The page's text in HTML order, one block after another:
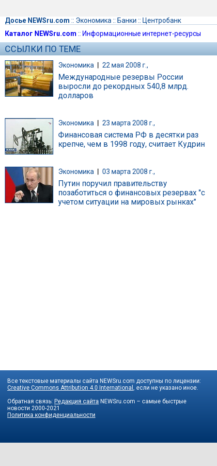
Досье NEWSru.com :: Экономика :: Банки :: Центробанк
Каталог NEWSru.com :: Информационные интернет-ресурсы
ССЫЛКИ ПО ТЕМЕ
Экономика | 22 мая 2008 г.,
Международные резервы России
выросли до рекордных 540,8 млрд.
долларов
Экономика 23 марта 2008 г.,
Финансовая система РФ в десятки раз
крепче, чем в 1998 году, считает Кудрин
Экономика 03 марта 2008 г.,
Путин поручил правительству
позаботиться о финансовых резервах "с
учетом ситуации на мировых рынках"
Все текстовые материалы сайта NEWSru.com доступны по лицензии:
Creative Commons Attribution 4.0 International , если не указано иное.
Обратная связь: Редакция сайта NEWSru.com – самые быстрые
новости 2000-2021
Политика конфиденциальности